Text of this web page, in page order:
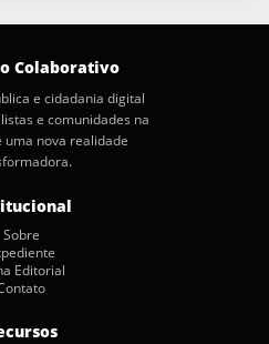
Colaborativo
e cidadania digital
e comunidades na
uma nova realidade
Sobre
Editorial